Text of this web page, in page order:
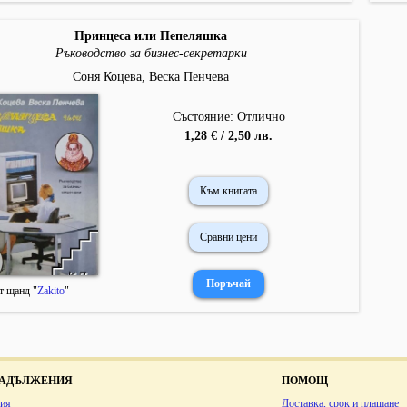
Принцеса или Пепеляшка
Ръководство за бизнес-секретарки
Соня Коцева, Веска Пенчева
щанд "Zakito"
Състояние: Отлично
1,28 € / 2,50 лв.
Към книгата
Сравни цени
ПОМОЩ
Доставка, срок и плащане